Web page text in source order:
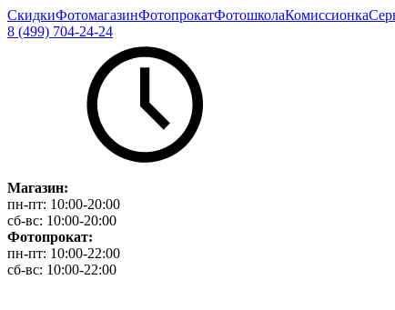
СкидкиФотомагазинФотопрокатФотошколаКомиссионка
8 (499) 704-24-24
Магазин:
пн-пт: 10:00-20:00
сб-вс: 10:00-20:00
Фотопрокат:
пн-пт: 10:00-22:00
сб-вс: 10:00-22:00